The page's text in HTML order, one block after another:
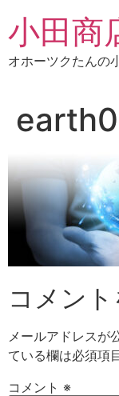
ン
ッ
プ
小田商
オホーツクたんの
コメン
メールアドレスが
ている欄は必須項
コメント ※